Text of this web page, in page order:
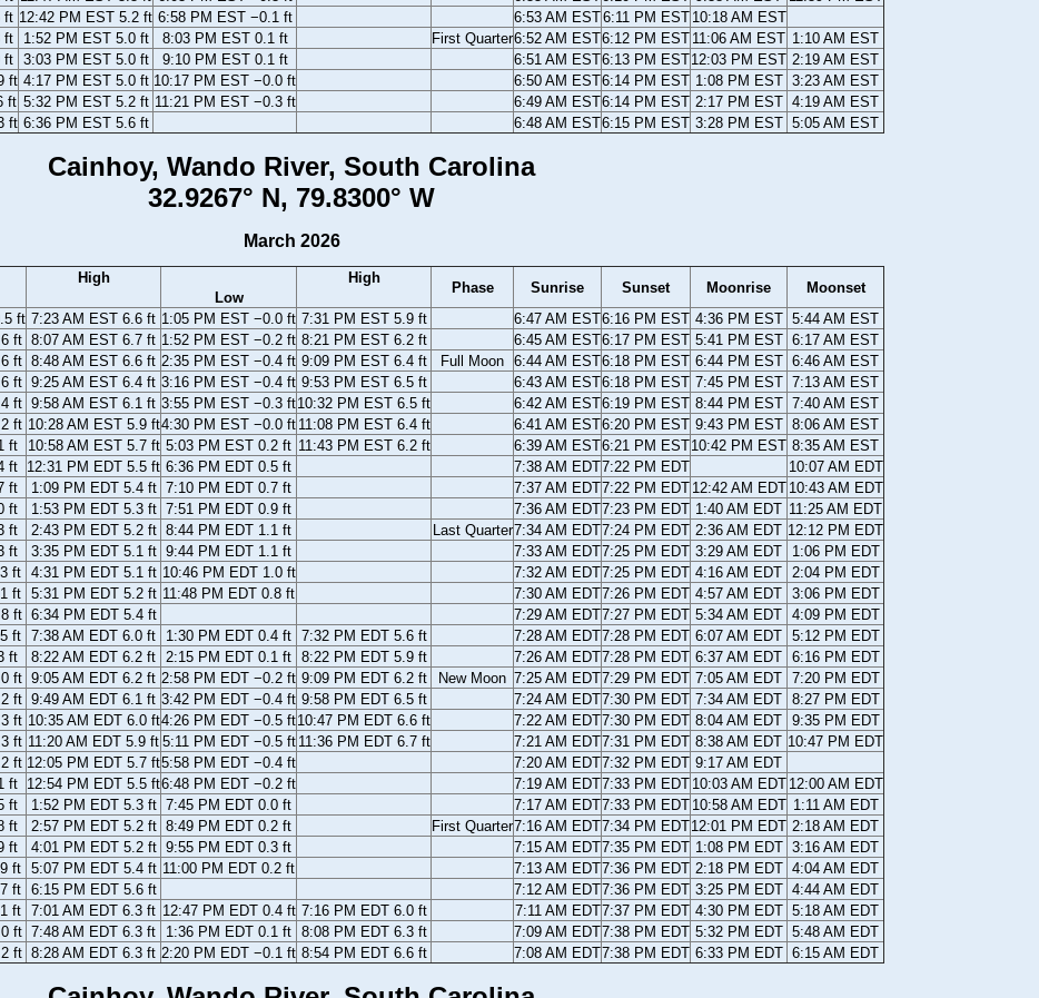
ft 12:42 PM EST 5.2 ft 6:58 PM EST −0.1 ft 6:53 AM EST6:11 PM EST 10:18 AM EST
ft 1:52 PM EST 5.0 ft 8:03 PM EST 0.1 ft First Quarter6:52 AM EST6:12 PM EST 11:06 AM EST 1:10 AM EST
ft 3:03 PM EST 5.0 ft 9:10 PM EST 0.1 ft 6:51 AM EST6:13 PM EST12:03 PM EST 2:19 AM EST
ft 4:17 PM EST 5.0 ft 10:17 PM EST −0.0 ft 6:50 AM EST6:14 PM EST 1:08 PM EST 3:23 AM EST
ft 5:32 PM EST 5.2 ft 11:21 PM EST −0.3 ft 6:49 AM EST6:14 PM EST 2:17 PM EST 4:19 AM EST
ft 6:36 PM EST 5.6 ft 6:48 AM EST6:15 PM EST 3:28 PM EST 5:05 AM EST
Cainhoy, Wando River, South Carolina
32.9267° N, 79.8300° W
March 2026
High
Low
High
Phase Sunrise Sunset Moonrise
Moonset
ft 7:23 AM EST 6.6 ft 1:05 PM EST −0.0 ft 7:31 PM EST 5.9 ft 6:47 AM EST6:16 PM EST 4:36 PM EST 5:44 AM EST
ft 8:07 AM EST 6.7 ft 1:52 PM EST −0.2 ft 8:21 PM EST 6.2 ft 6:45 AM EST6:17 PM EST 5:41 PM EST 6:17 AM EST
ft 8:48 AM EST 6.6 ft 2:35 PM EST −0.4 ft 9:09 PM EST 6.4 ft Full Moon 6:44 AM EST6:18 PM EST 6:44 PM EST 6:46 AM EST
ft 9:25 AM EST 6.4 ft 3:16 PM EST −0.4 ft 9:53 PM EST 6.5 ft 6:43 AM EST6:18 PM EST 7:45 PM EST 7:13 AM EST
ft 9:58 AM EST 6.1 ft 3:55 PM EST −0.3 ft10:32 PM EST 6.5 ft 6:42 AM EST6:19 PM EST 8:44 PM EST 7:40 AM EST
ft 10:28 AM EST 5.9 ft4:30 PM EST −0.0 ft 11:08 PM EST 6.4 ft 6:41 AM EST6:20 PM EST 9:43 PM EST 8:06 AM EST
ft 10:58 AM EST 5.7 ft 5:03 PM EST 0.2 ft 11:43 PM EST 6.2 ft 6:39 AM EST6:21 PM EST10:42 PM EST 8:35 AM EST
ft 12:31 PM EDT 5.5 ft 6:36 PM EDT 0.5 ft 7:38 AM EDT7:22 PM EDT
10:07 AM EDT
ft 1:09 PM EDT 5.4 ft 7:10 PM EDT 0.7 ft 7:37 AM EDT7:22 PM EDT 12:42 AM EDT 10:43 AM EDT
ft 1:53 PM EDT 5.3 ft 7:51 PM EDT 0.9 ft 7:36 AM EDT7:23 PM EDT 1:40 AM EDT 11:25 AM EDT
ft 2:43 PM EDT 5.2 ft 8:44 PM EDT 1.1 ft Last Quarter7:34 AM EDT7:24 PM EDT 2:36 AM EDT 12:12 PM EDT
ft 3:35 PM EDT 5.1 ft 9:44 PM EDT 1.1 ft 7:33 AM EDT7:25 PM EDT 3:29 AM EDT
1:06 PM EDT
ft 4:31 PM EDT 5.1 ft 10:46 PM EDT 1.0 ft 7:32 AM EDT7:25 PM EDT 4:16 AM EDT 2:04 PM EDT
ft 5:31 PM EDT 5.2 ft 11:48 PM EDT 0.8 ft 7:30 AM EDT7:26 PM EDT 4:57 AM EDT 3:06 PM EDT
ft 6:34 PM EDT 5.4 ft 7:29 AM EDT7:27 PM EDT 5:34 AM EDT 4:09 PM EDT
ft 7:38 AM EDT 6.0 ft 1:30 PM EDT 0.4 ft 7:32 PM EDT 5.6 ft 7:28 AM EDT7:28 PM EDT 6:07 AM EDT 5:12 PM EDT
ft 8:22 AM EDT 6.2 ft 2:15 PM EDT 0.1 ft 8:22 PM EDT 5.9 ft 7:26 AM EDT7:28 PM EDT 6:37 AM EDT 6:16 PM EDT
ft 9:05 AM EDT 6.2 ft 2:58 PM EDT −0.2 ft 9:09 PM EDT 6.2 ft New Moon 7:25 AM EDT7:29 PM EDT 7:05 AM EDT 7:20 PM EDT
ft 9:49 AM EDT 6.1 ft 3:42 PM EDT −0.4 ft 9:58 PM EDT 6.5 ft 7:24 AM EDT7:30 PM EDT 7:34 AM EDT 8:27 PM EDT
ft 10:35 AM EDT 6.0 ft4:26 PM EDT −0.5 ft10:47 PM EDT 6.6 ft 7:22 AM EDT7:30 PM EDT 8:04 AM EDT 9:35 PM EDT
ft 11:20 AM EDT 5.9 ft 5:11 PM EDT −0.5 ft 11:36 PM EDT 6.7 ft 7:21 AM EDT7:31 PM EDT 8:38 AM EDT 10:47 PM EDT
ft 12:05 PM EDT 5.7 ft5:58 PM EDT −0.4 ft 7:20 AM EDT7:32 PM EDT 9:17 AM EDT
ft 12:54 PM EDT 5.5 ft6:48 PM EDT −0.2 ft 7:19 AM EDT7:33 PM EDT 10:03 AM EDT 12:00 AM EDT
ft 1:52 PM EDT 5.3 ft 7:45 PM EDT 0.0 ft 7:17 AM EDT7:33 PM EDT 10:58 AM EDT 1:11 AM EDT
ft 2:57 PM EDT 5.2 ft 8:49 PM EDT 0.2 ft First Quarter7:16 AM EDT7:34 PM EDT12:01 PM EDT 2:18 AM EDT
ft 4:01 PM EDT 5.2 ft 9:55 PM EDT 0.3 ft 7:15 AM EDT7:35 PM EDT 1:08 PM EDT 3:16 AM EDT
ft 5:07 PM EDT 5.4 ft 11:00 PM EDT 0.2 ft 7:13 AM EDT7:36 PM EDT 2:18 PM EDT 4:04 AM EDT
ft 6:15 PM EDT 5.6 ft 7:12 AM EDT7:36 PM EDT 3:25 PM EDT 4:44 AM EDT
ft 7:01 AM EDT 6.3 ft 12:47 PM EDT 0.4 ft 7:16 PM EDT 6.0 ft 7:11 AM EDT7:37 PM EDT 4:30 PM EDT 5:18 AM EDT
ft 7:48 AM EDT 6.3 ft 1:36 PM EDT 0.1 ft 8:08 PM EDT 6.3 ft 7:09 AM EDT7:38 PM EDT 5:32 PM EDT 5:48 AM EDT
ft 8:28 AM EDT 6.3 ft 2:20 PM EDT −0.1 ft 8:54 PM EDT 6.6 ft 7:08 AM EDT7:38 PM EDT 6:33 PM EDT 6:15 AM EDT